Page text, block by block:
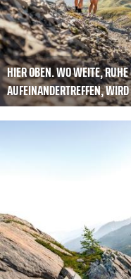
HIER OBEN. WO WEITE,
AUFEINANDERTREFFEN,